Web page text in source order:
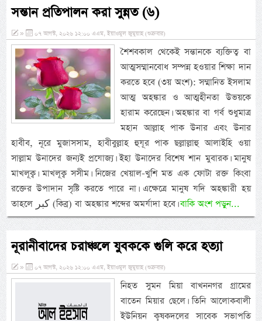
সন্তান প্রতিপালন করা সুন্নত (৬)
» ০৭ আগস্ট, ২০২৬ ১২:০০ এএম, ইয়াওমুল জুমুয়াহ (শুক্রবার)
শৈশবকাল থেকেই সন্তানকে ব্যক্তিত্ব বা
আত্মসম্মানবোধ সম্পন্ন হওয়ার শিক্ষা দান
করতে হবে (৩য় অংশ): সম্মানিত ইসলাম
আত্ম অহঙ্কার ও আত্মহীনতা উভয়কে
হারাম করেছেন। অহঙ্কার বা গর্ব শুধুমাত্র
মহান আল্লাহ পাক উনার এবং উনার
হাবীব, নূরে মুজাসসাম, হাবীবুল্লাহ হুযূর পাক ছল্লাল্লাহু আলাইহি ওয়া
সাল্লাম উনাদের জন্যই প্রযোজ্য। ইহা উনাদের বিশেষ শান মুবারক। মানুষ
মাখলূক্ব। মাখলূক্ব সসীম। নিজের খেয়াল-খুশি মত এক ফোটা রক্ত কিংবা
রক্তের উপাদান সৃষ্টি করতে পারে না। এক্ষেত্রে মানুষ যদি অহঙ্কারী হয়
তাহলে كبر (কিব্র) বা অহঙ্কার শব্দের অমর্যাদা হবে।বাকি অংশ পড়ুন...
নূরানীবাদের চরাঞ্চলে যুবককে গুলি করে হত্যা
» ০৭ আগস্ট, ২০২৬ ১২:০০ এএম, ইয়াওমুল জুমুয়াহ (শুক্রবার)
নিহত সুমন মিয়া বাখননগর গ্রামের
বাতেন মিয়ার ছেলে। তিনি আলোকবালী
ইউনিয়ন কৃষকদলের সাবেক সভাপতি